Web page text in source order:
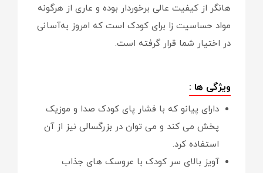
هانگر از کیفیت عالی برخوردار بوده و عاری از هرگونه
مواد حساسیت زا برای کودک است که امروز به‌آسانی
در اختیار شما قرار گرفته است.
ویژگی ها :
دارای پیانو که با فشار پای کودک صدا و موزیک
پخش می کند و می توان در بزرگسالی نیز از آن
استفاده کرد.
آویز بالای سر کودک با عروسک های جذاب